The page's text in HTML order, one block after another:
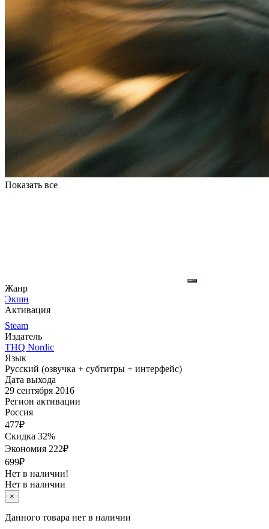
Показать все
Жанр
Экшн
Активация
Steam
Издатель
THQ Nordic
Язык
Русский (озвучка + субтитры + интерфейс)
Дата выхода
29 сентября 2016
Регион активации
Россия
477₽
Скидка 32%
Экономия 222₽
699₽
Нет в наличии!
Нет в наличии
×
Данного товара нет в наличии